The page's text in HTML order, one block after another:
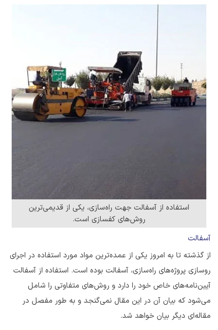
استفاده از آسفالت جهت راه‌سازی، یکی از قدیمی‌ترین
روش‌های کفسازی است.
آسفالت
از گذشته تا به امروز یکی از عمده‌ترین مواد مورد استفاده در اجرای
روسازی پروژه‌های راه‌سازی، آسفالت بوده است. استفاده از آسفالت
آیین‌نامه‌های خاص خود را دارد و روش‌های متفاوتی را شامل
می‌شود که بیان آن در این مقال نمی‌گنجد و به طور مفصل در
مقاله‌ای دیگر بیان خواهد شد.